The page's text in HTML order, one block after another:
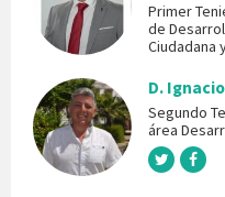
Primer
de
Ciudadana
D.
Segundo
área